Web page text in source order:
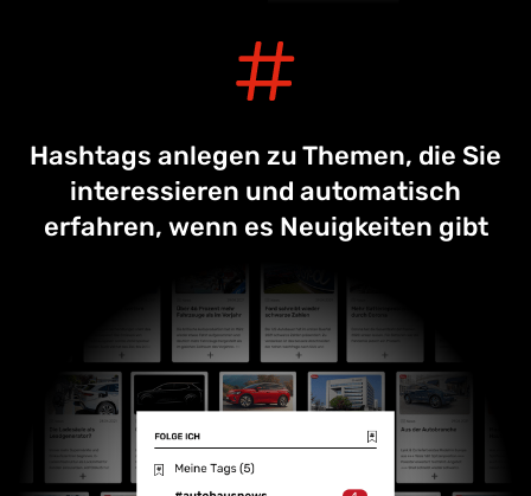
Hashtags anlegen zu Themen, die Sie
interessieren und automatisch
erfahren, wenn es Neuigkeiten gibt